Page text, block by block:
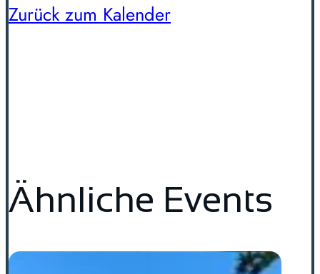
Zurück zum Kalender
Ähnliche Events